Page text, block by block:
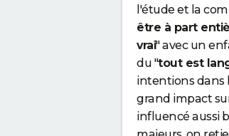
l'étude et la
être à part
vrai" avec un
du "tout est
intentions dans
grand impact
influencé aussi